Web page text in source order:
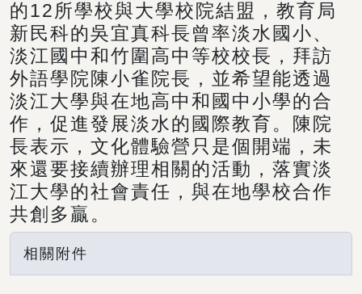
的12所學校與大學校院結盟，教育局
新民科的吳宜真科長曾率淡水國小、
淡江國中和竹圍高中等校校長，拜訪
外語學院陳小雀院長，並希望能透過
淡江大學與在地高中和國中小學的合
作，促進發展淡水的國際教育。陳院
長表示，文化體驗營只是個開端，未
來還要接續辦理相關的活動，落實淡
江大學的社會責任，與在地學校合作
共創多贏。
相關附件